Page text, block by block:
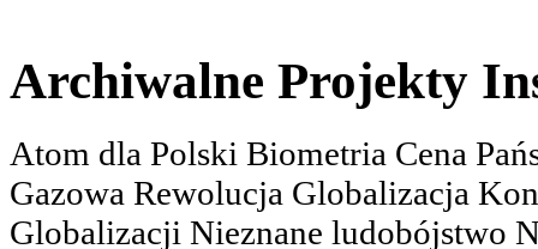
Archiwalne Projekty
Atom dla Polski Biometria Cena
Gazowa Rewolucja Globalizacja
Globalizacji Nieznane ludobójstwo